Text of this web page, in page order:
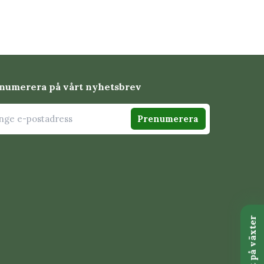
på vårt nyhetsbrev
Prenumerera